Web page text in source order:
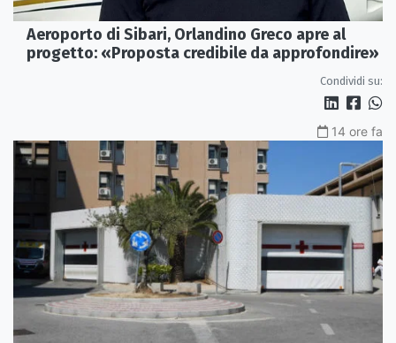
Aeroporto di Sibari, Orlandino Greco apre al
progetto: «Proposta credibile da approfondire»
Condividi su:
14 ore fa